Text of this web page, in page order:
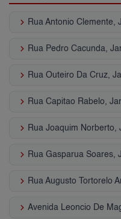
keyboard_arrow_right Rua Antonio Clemente,
keyboard_arrow_right Rua Pedro Cacunda,
keyboard_arrow_right Rua Outeiro Da Cruz,
keyboard_arrow_right Rua Capitao Rabelo,
keyboard_arrow_right Rua Joaquim Norberto,
keyboard_arrow_right Rua Gasparua Soares,
keyboard_arrow_right Rua Augusto Tortorelo
keyboard_arrow_right Avenida Leoncio De